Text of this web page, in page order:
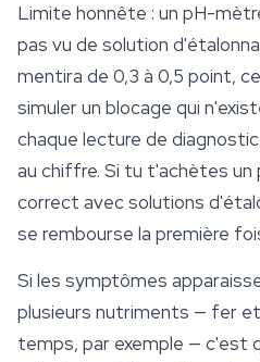
Limite honnête : un pH-
pas vu de solution
mentira de 0,3 à 0,5 point,
simuler un blocage qui
chaque lecture de
au chiffre. Si tu t'achètes
correct avec solutions
se rembourse la première
Si les symptômes
plusieurs nutriments — fer
temps, par exemple — c'est